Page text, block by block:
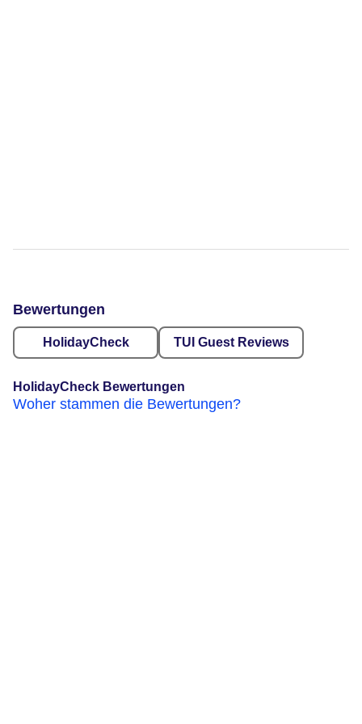
Bewertungen
HolidayCheck TUI Guest Reviews
HolidayCheck Bewertungen
Woher stammen die Bewertungen?